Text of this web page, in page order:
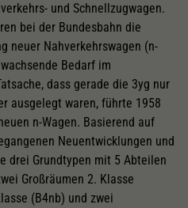
und Schnellzugwagen.
bei der Bundesbahn die
neuer Nahverkehrswagen (n-
Bedarf im
dass gerade die 3yg nur
ausgelegt waren, führte 1958
n-Wagen. Basierend auf
Neuentwicklungen und
drei Grundtypen mit 5 Abteilen
Großräumen 2. Klasse
(B4nb) und zwei